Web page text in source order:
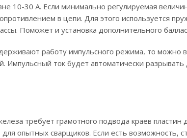
10-30 А. Если минимально регулируемая
в цепи. Для этого используется
Поможет и установка дополнительного
работу импульсного режима, то можно
Импульсный ток будет автоматически разрывать
требует грамотного подвода краев
опытных сварщиков. Если есть возможность,